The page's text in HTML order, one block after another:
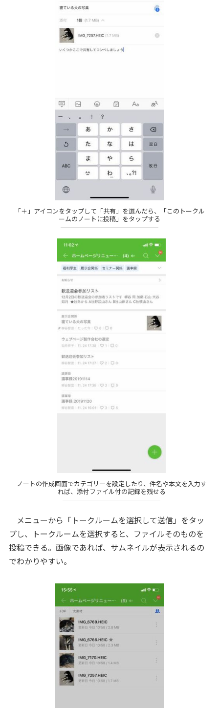
「＋」アイコンをタップして「共有」を選んだら、「このトークル
ームのノートに投稿」をタップする
ノートの作成画面でカテゴリーを設定したり、件名や本文を入力す
れば、添付ファイル付の記録を残せる
メニューから「トークルームを選択して送信」をタッ
プし、トークルームを選択すると、ファイルそのものを
投稿できる。画像であれば、サムネイルが表示されるの
でわかりやすい。